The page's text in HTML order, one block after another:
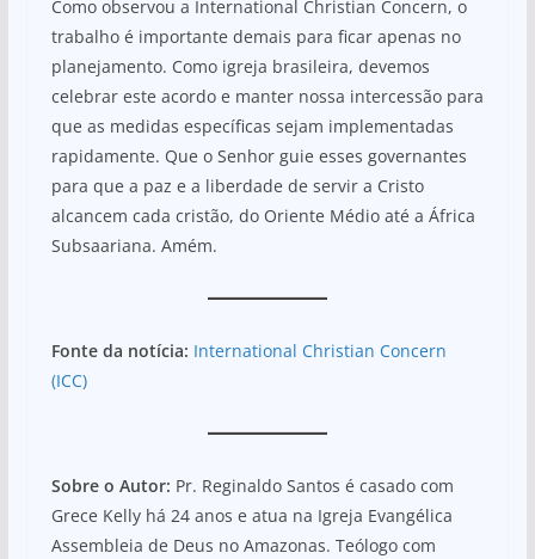
Como observou a International Christian Concern, o
trabalho é importante demais para ficar apenas no
planejamento. Como igreja brasileira, devemos
celebrar este acordo e manter nossa intercessão para
que as medidas específicas sejam implementadas
rapidamente. Que o Senhor guie esses governantes
para que a paz e a liberdade de servir a Cristo
alcancem cada cristão, do Oriente Médio até a África
Subsaariana. Amém.
Fonte da notícia: International Christian Concern
(ICC)
Sobre o Autor: Pr. Reginaldo Santos é casado com
Grece Kelly há 24 anos e atua na Igreja Evangélica
Assembleia de Deus no Amazonas. Teólogo com